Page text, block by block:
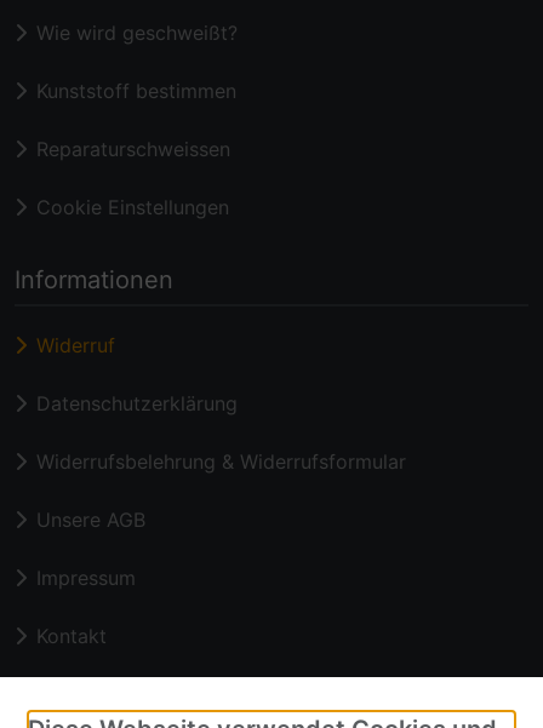
Wie wird geschweißt?
Kunststoff bestimmen
Reparaturschweissen
Cookie Einstellungen
Informationen
Widerruf
Datenschutzerklärung
Widerrufsbelehrung & Widerrufsformular
Unsere AGB
Impressum
Kontakt
Zahlungsmethoden